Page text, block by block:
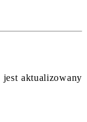
jest aktualizowany